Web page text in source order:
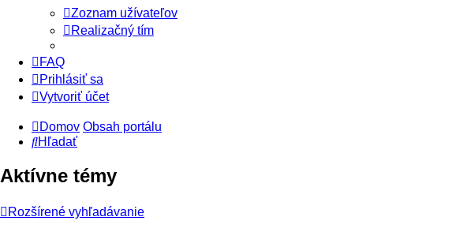
Zoznam užívateľov
Realizačný tím
FAQ
Prihlásiť sa
Vytvoriť účet
Domov Obsah portálu
Hľadať
Aktívne témy
Rozšírené vyhľadávanie